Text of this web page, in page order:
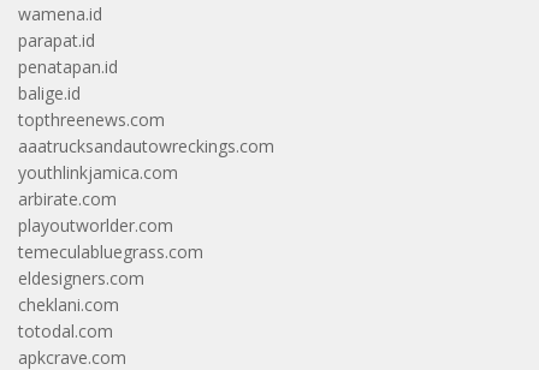
wamena.id
parapat.id
penatapan.id
balige.id
topthreenews.com
aaatrucksandautowreckings.com
youthlinkjamica.com
arbirate.com
playoutworlder.com
temeculabluegrass.com
eldesigners.com
cheklani.com
totodal.com
apkcrave.com